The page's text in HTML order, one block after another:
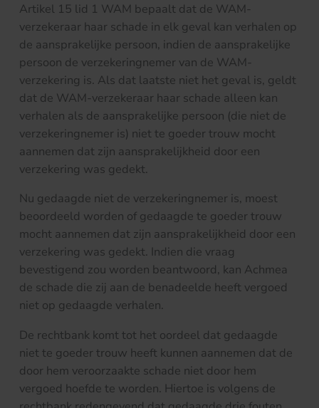
Artikel 15 lid 1 WAM bepaalt dat de WAM-
verzekeraar haar schade in elk geval kan verhalen op
de aansprakelijke persoon, indien de aansprakelijke
persoon de verzekeringnemer van de WAM-
verzekering is. Als dat laatste niet het geval is, geldt
dat de WAM-verzekeraar haar schade alleen kan
verhalen als de aansprakelijke persoon (die niet de
verzekeringnemer is) niet te goeder trouw mocht
aannemen dat zijn aansprakelijkheid door een
verzekering was gedekt.
Nu gedaagde niet de verzekeringnemer is, moest
beoordeeld worden of gedaagde te goeder trouw
mocht aannemen dat zijn aansprakelijkheid door een
verzekering was gedekt. Indien die vraag
bevestigend zou worden beantwoord, kan Achmea
de schade die zij aan de benadeelde heeft vergoed
niet op gedaagde verhalen.
De rechtbank komt tot het oordeel dat gedaagde
niet te goeder trouw heeft kunnen aannemen dat de
door hem veroorzaakte schade niet door hem
vergoed hoefde te worden. Hiertoe is volgens de